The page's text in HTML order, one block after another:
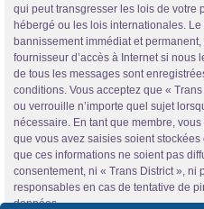
qui peut transgresser les lois de votre
hébergé ou les lois internationales.
bannissement immédiat et
fournisseur d’accès à Internet si
de tous les messages sont
conditions. Vous acceptez que «
ou verrouille n’importe quel sujet
nécessaire. En tant que membre,
que vous avez saisies soient
que ces informations ne soient pas
consentement, ni « Trans District », ni
responsables en cas de tentative de
données.